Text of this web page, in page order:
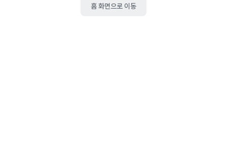
홈 화면으로 이동